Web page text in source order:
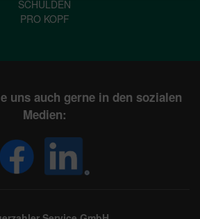
SCHULDEN
PRO KOPF
uns auch gerne in den sozialen
Medien: